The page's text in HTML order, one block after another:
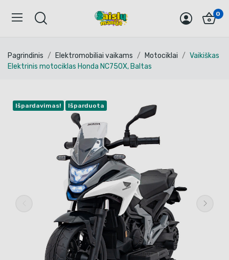
0
Pagrindinis Elektromobiliai vaikams Motociklai
Vaikiškas
Elektrinis motociklas Honda NC750X, Baltas
Išpardavimas! Išparduota